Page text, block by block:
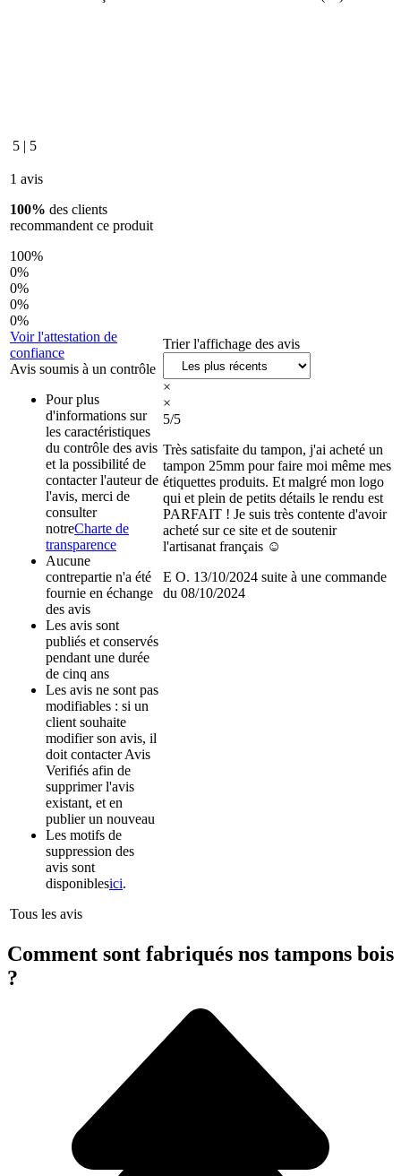
5 | 5
1 avis
100% des clients
recommandent ce produit
100%
0%
0%
0%
0%
Voir l'attestation de
confiance
Avis soumis à un contrôle
Pour plus
d'informations sur
les caractéristiques
du contrôle des avis
et la possibilité de
contacter l'auteur de
l'avis, merci de
consulter
notreCharte de
transparence
Aucune
contrepartie n'a été
fournie en échange
des avis
Les avis sont
publiés et conservés
pendant une durée
de cinq ans
Les avis ne sont pas
modifiables : si un
client souhaite
modifier son avis, il
doit contacter Avis
Verifiés afin de
supprimer l'avis
existant, et en
publier un nouveau
Les motifs de
suppression des
avis sont
disponiblesici.
Tous les avis
Trier l'affichage des avis
×
×
5/5
Très satisfaite du tampon, j'ai acheté un
tampon 25mm pour faire moi même mes
étiquettes produits. Et malgré mon logo
qui et plein de petits détails le rendu est
PARFAIT ! Je suis très contente d'avoir
acheté sur ce site et de soutenir
l'artisanat français ☺️
E O. 13/10/2024 suite à une commande
du 08/10/2024
Comment sont fabriqués nos tampons bois
?